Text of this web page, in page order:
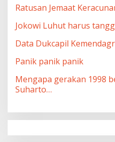
Ratusan Jemaat
Jokowi Luhut harus
Data Dukcapil
Panik panik panik
Mengapa gerakan 1998
Suharto…